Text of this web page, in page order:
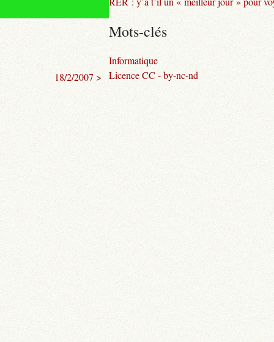
18/2/2007 >
Mots-clés
Informatique
Licence CC - by-nc-nd